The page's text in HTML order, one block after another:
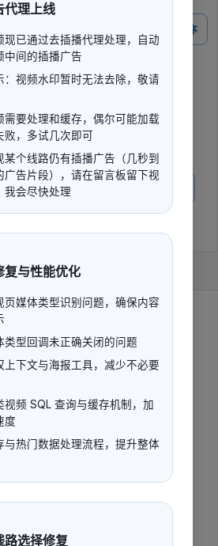
倒序
第3集 第4集 第5集
第8集 第9集 第10集
第18集
供电影、电视剧、动漫等内容。
代理上线
现已通过去插播代理处理，自动
中间的插播广告
：视频水印暂时无法去除，敬请
需要处理和缓存，偶尔可能加载
败，多试几次即可
某个线路仍有插播广告（几秒到
广告片段），请在留言板留下视
我会尽快处理
复与性能优化
页媒体类型识别问题，确保内容
类型回调未正确关闭的问题
上下文与海报工具，减少不必要
视频 SQL 查询与缓存机制，加
度
与热门数据处理流程，提升整体
路选择修复